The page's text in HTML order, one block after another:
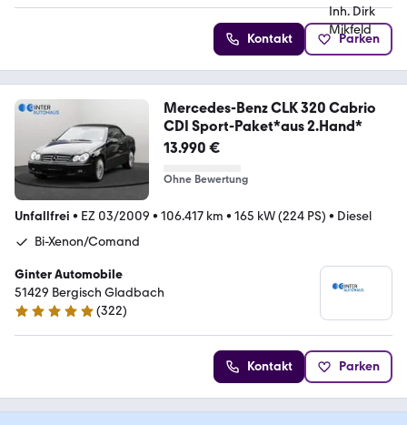
Kontakt Parken
Mercedes-Benz CLK 320 Cabrio
CDI Sport-Paket*aus 2.Hand*
13.990 €
Ohne Bewertung
Unfallfrei • EZ 03/2009 • 106.417 km • 165 kW (224 PS) • Diesel
Bi-Xenon/Comand
Ginter Automobile
51429 ­­­Bergisch Gladbach
4.9 Sterne
(322)
Kontakt Parken